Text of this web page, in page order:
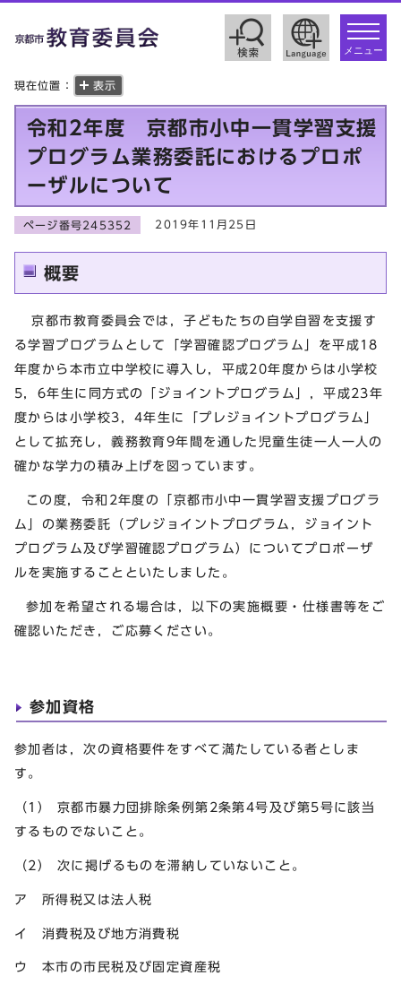
toggle
メニュー
現在位置： 表示
令和2年度 京都市小中一貫学習支援
プログラム業務委託におけるプロポ
ーザルについて
ページ番号245352 2019年11月25日
概要
京都市教育委員会では，子どもたちの自学自習を支援す
る学習プログラムとして「学習確認プログラム」を平成18
年度から本市立中学校に導入し，平成20年度からは小学校
5，6年生に同方式の「ジョイントプログラム」，平成23年
度からは小学校3，4年生に「プレジョイントプログラム」
として拡充し，義務教育9年間を通した児童生徒一人一人の
確かな学力の積み上げを図っています。
この度，令和2年度の「京都市小中一貫学習支援プログラ
ム」の業務委託（プレジョイントプログラム，ジョイント
プログラム及び学習確認プログラム）についてプロポーザ
ルを実施することといたしました。
参加を希望される場合は，以下の実施概要・仕様書等をご
確認いただき，ご応募ください。
参加資格
参加者は，次の資格要件をすべて満たしている者としま
す。
（1） 京都市暴力団排除条例第2条第4号及び第5号に該当
するものでないこと。
（2） 次に掲げるものを滞納していないこと。
ア 所得税又は法人税
イ 消費税及び地方消費税
ウ 本市の市民税及び固定資産税